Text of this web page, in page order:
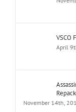
VSCO
April
November 14th,